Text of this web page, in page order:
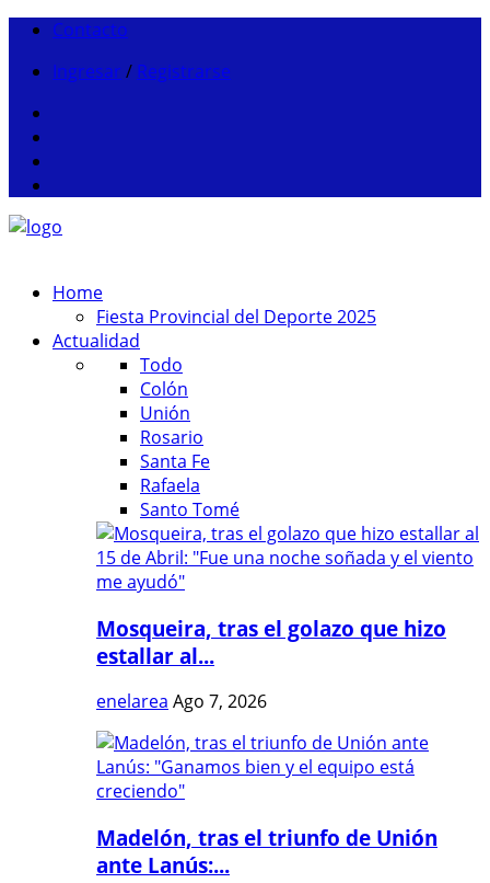
Contacto
Ingresar / Registrarse
Home
Fiesta Provincial del Deporte 2025
Actualidad
Todo
Colón
Unión
Rosario
Santa Fe
Rafaela
Santo Tomé
Mosqueira, tras el golazo que hizo
estallar al...
enelarea Ago 7, 2026
Madelón, tras el triunfo de Unión
ante Lanús:...